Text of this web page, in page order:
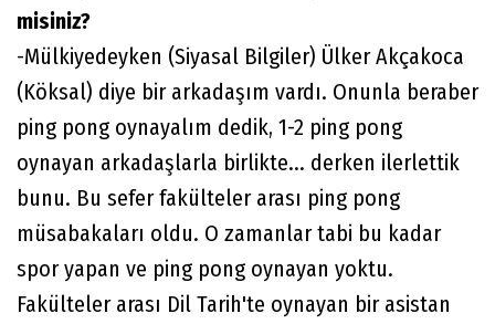
misiniz?
-Mülkiyedeyken (Siyasal Bilgiler) Ülker Akçakoca
(Köksal) diye bir arkadaşım vardı. Onunla beraber
ping pong oynayalım dedik, 1-2 ping pong
oynayan arkadaşlarla birlikte... derken ilerlettik
bunu. Bu sefer fakülteler arası ping pong
müsabakaları oldu. O zamanlar tabi bu kadar
spor yapan ve ping pong oynayan yoktu.
Fakülteler arası Dil Tarih'te oynayan bir asistan